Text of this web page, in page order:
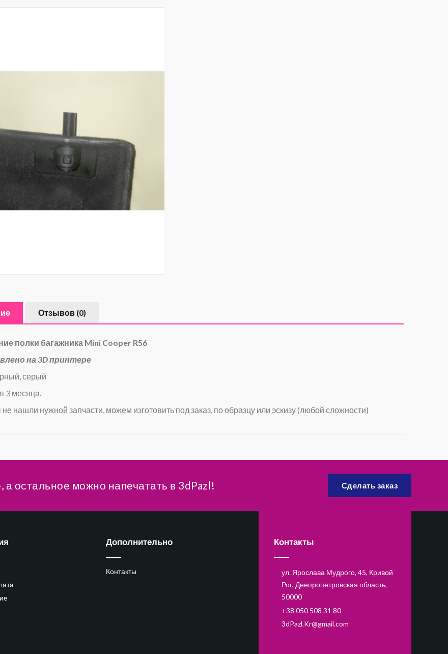
Отзывов (0)
полки багажника Mini Cooper R56
на 3D принтере
серый
3 месяца.
нашли нужной запчасти, можем изготовить под заказ, по образцу или эскизу (любой сложности)
а остальное можно напечатать в 3dPazl! Сделать заказ
Дополнительно
Контакты
Контакты
ул. Ярослава Мудрого, 45, Кривой
Рог, Днепропетровская область,
50000
+38 050 508 31 80
3dPazl.Kr@gmail.com